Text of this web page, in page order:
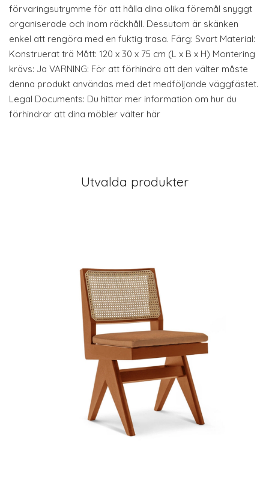
förvaringsutrymme för att hålla dina olika föremål snyggt
organiserade och inom räckhåll. Dessutom är skänken
enkel att rengöra med en fuktig trasa. Färg: Svart Material:
Konstruerat trä Mått: 120 x 30 x 75 cm (L x B x H) Montering
krävs: Ja VARNING: För att förhindra att den välter måste
denna produkt användas med det medföljande väggfästet.
Legal Documents: Du hittar mer information om hur du
förhindrar att dina möbler välter här
Utvalda produkter